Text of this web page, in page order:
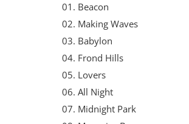
01. Beacon
02. Making Waves
03. Babylon
04. Frond Hills
05. Lovers
06. All Night
07. Midnight Park